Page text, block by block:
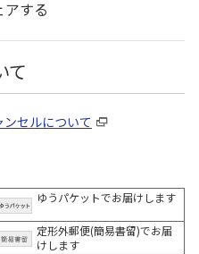
アする
て
セルについて
ゆうパケットでお届けします
定形外郵便(簡易書留)でお届
けします